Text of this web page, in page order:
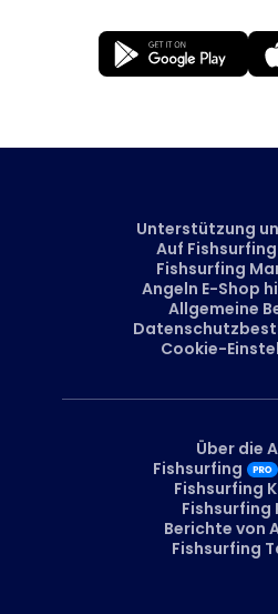
Unterstützung
Auf
Fishsurfing
Angeln E-Shop
Allgemeine
Cookie-
Über die
Fishsurfing
Fishsurfing
Fishsurfing
Berichte von
Fishsurfing